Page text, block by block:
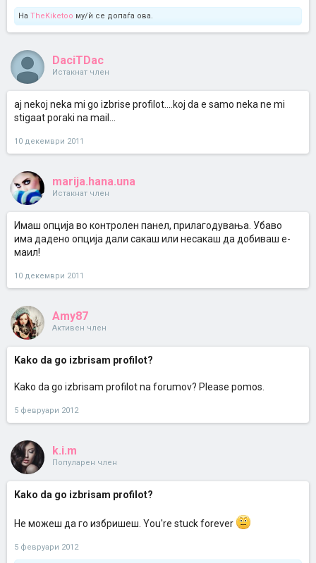
На TheKiketoo му/ѝ се допаѓа ова.
DaciTDac
Истакнат член
aj nekoj neka mi go izbrise profilot....koj da e samo neka ne mi
stigaat poraki na mail...
10 декември 2011
marija.hana.una
Истакнат член
Имаш опција во контролен панел, прилагодувања. Убаво
има дадено опција дали сакаш или несакаш да добиваш е-
маил!
10 декември 2011
Amy87
Активен член
Kako da go izbrisam profilot?
Kako da go izbrisam profilot na forumov? Please pomos.
5 февруари 2012
k.i.m
Популарен член
Kako da go izbrisam profilot?
Не можеш да го избришеш. You're stuck forever
5 февруари 2012